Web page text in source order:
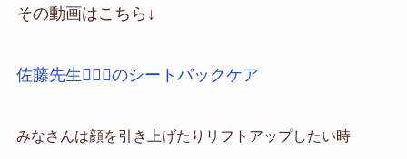
その動画はこちら↓
佐藤先生👨🏻‍⚕️のシートパックケア
みなさんは顔を引き上げたり リフトアップしたい時